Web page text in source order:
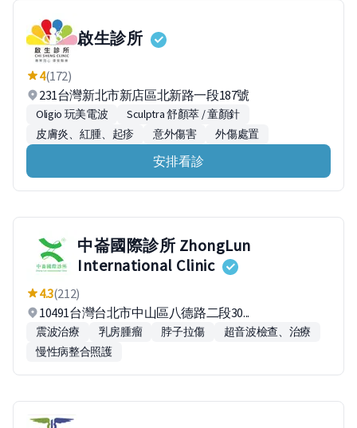
啟生診所
4(172)
231台灣新北市新店區北新路一段187號
Oligio 玩美電波
Sculptra 舒顏萃 / 童顏針
皮膚炎、紅腫、起疹
意外傷害 外傷處置
安排看診
中崙國際診所 ZhongLun
International Clinic
4.3(212)
10491台灣台北市中山區八德路二段30...
震波治療 乳房腫瘤 脖子拉傷
超音波檢查、治療
慢性病整合照護